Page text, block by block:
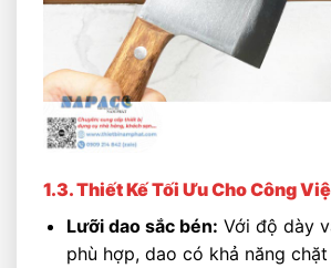
1.3. Thiết Kế Tối Ưu Cho Công
Lưỡi dao sắc bén: Với độ dày
phù hợp, dao có khả năng